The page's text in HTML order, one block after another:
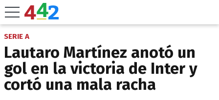
SERIE A
Lautaro Martínez anotó un
gol en la victoria de Inter y
cortó una mala racha